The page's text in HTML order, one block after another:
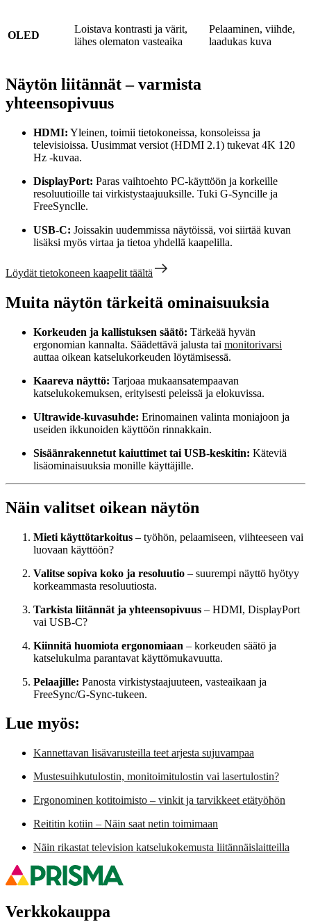
OLED
Loistava kontrasti ja värit,
lähes olematon vasteaika
Pelaaminen, viihde,
laadukas kuva
Näytön liitännät – varmista
yhteensopivuus
HDMI: Yleinen, toimii tietokoneissa, konsoleissa ja
televisioissa. Uusimmat versiot (HDMI 2.1) tukevat 4K 120
Hz -kuvaa.
DisplayPort: Paras vaihtoehto PC-käyttöön ja korkeille
resoluutioille tai virkistystaajuuksille. Tuki G-Syncille ja
FreeSynclle.
USB-C: Joissakin uudemmissa näytöissä, voi siirtää kuvan
lisäksi myös virtaa ja tietoa yhdellä kaapelilla.
Löydät tietokoneen kaapelit täältä
Muita näytön tärkeitä ominaisuuksia
Korkeuden ja kallistuksen säätö: Tärkeää hyvän
ergonomian kannalta. Säädettävä jalusta tai monitorivarsi
auttaa oikean katselukorkeuden löytämisessä.
Kaareva näyttö: Tarjoaa mukaansatempaavan
katselukokemuksen, erityisesti peleissä ja elokuvissa.
Ultrawide-kuvasuhde: Erinomainen valinta moniajoon ja
useiden ikkunoiden käyttöön rinnakkain.
Sisäänrakennetut kaiuttimet tai USB-keskitin: Käteviä
lisäominaisuuksia monille käyttäjille.
Näin valitset oikean näytön
Mieti käyttötarkoitus – työhön, pelaamiseen, viihteeseen vai
luovaan käyttöön?
Valitse sopiva koko ja resoluutio – suurempi näyttö hyötyy
korkeammasta resoluutiosta.
Tarkista liitännät ja yhteensopivuus – HDMI, DisplayPort
vai USB-C?
Kiinnitä huomiota ergonomiaan – korkeuden säätö ja
katselukulma parantavat käyttömukavuutta.
Pelaajille: Panosta virkistystaajuuteen, vasteaikaan ja
FreeSync/G-Sync-tukeen.
Lue myös:
Kannettavan lisävarusteilla teet arjesta sujuvampaa
Mustesuihkutulostin, monitoimitulostin vai lasertulostin?
Ergonominen kotitoimisto – vinkit ja tarvikkeet etätyöhön
Reititin kotiin – Näin saat netin toimimaan
Näin rikastat television katselukokemusta liitännäislaitteilla
Verkkokauppa